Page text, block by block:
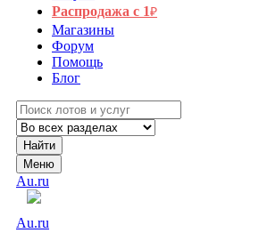
Распродажа с 1₽
Магазины
Форум
Помощь
Блог
Найти
Меню
Au.ru
Au.ru